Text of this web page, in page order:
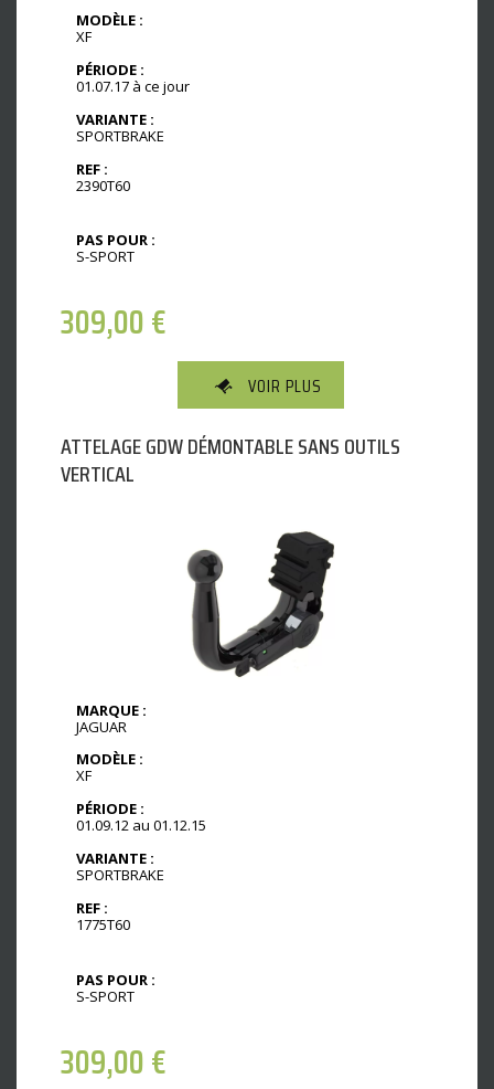
MODÈLE :
XF
PÉRIODE :
01.07.17 à ce jour
VARIANTE :
SPORTBRAKE
REF :
2390T60
PAS POUR :
S-SPORT
309,00€
VOIR PLUS
ATTELAGE GDW DÉMONTABLE SANS OUTILS
VERTICAL
MARQUE :
JAGUAR
MODÈLE :
XF
PÉRIODE :
01.09.12 au 01.12.15
VARIANTE :
SPORTBRAKE
REF :
1775T60
PAS POUR :
S-SPORT
309,00€